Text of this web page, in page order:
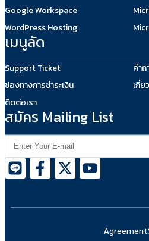
Google Workspace
WordPress Hosting
เมนูลัด
Support Ticket
ช่องทางการชำระเงิน
ติดต่อเรา
คำ
เกี่ย
สมัคร Mailing List
Agreement